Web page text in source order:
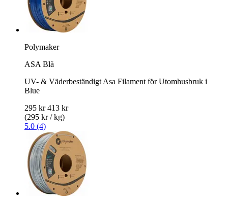
Polymaker
ASA Blå
UV- & Väderbeständigt Asa Filament för Utomhusbruk i
Blue
295 kr 413 kr
(295 kr / kg)
5.0 (4)